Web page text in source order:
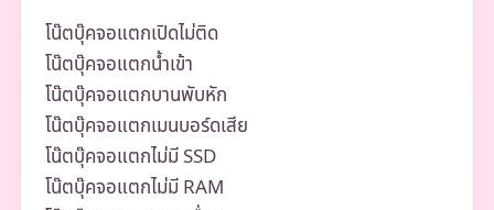
โน๊ตบุ๊คจอแตกเปิดไม่ติด
โน๊ตบุ๊คจอแตกน้ำเข้า
โน๊ตบุ๊คจอแตกบานพับหัก
โน๊ตบุ๊คจอแตกเมนบอร์ดเสีย
โน๊ตบุ๊คจอแตกไม่มี SSD
โน๊ตบุ๊คจอแตกไม่มี RAM